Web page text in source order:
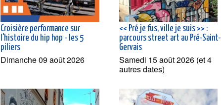
Croisière performance sur
l'histoire du hip hop - les 5
piliers
Dimanche 09 août 2026
<< Pré je fus, ville je suis >> :
parcours street art au Pré-Saint-
Gervais
Samedi 15 août 2026 (et 4
autres dates)